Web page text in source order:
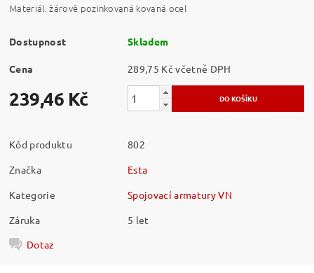
Materiál: žárově pozinkovaná kovaná ocel
Dostupnost Skladem
Cena 289,75 Kč včetně DPH
239,46 Kč
Kód produktu
802
Značka
Esta
Kategorie
Spojovací armatury VN
Záruka
5 let
Dotaz